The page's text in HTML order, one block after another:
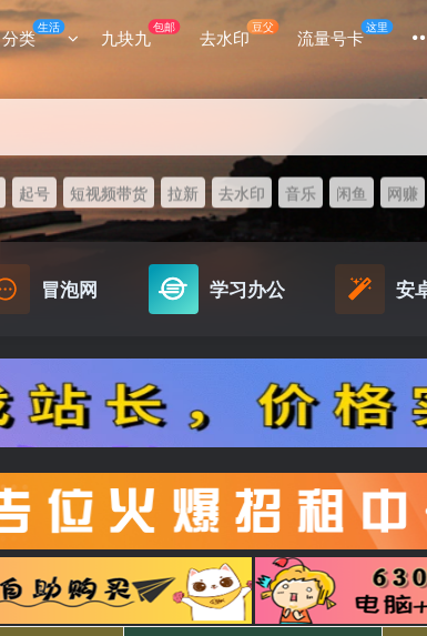
分类生活 九块九包邮 去水印豆父 流量号卡这里
起号 短视频带货 拉新 去水印 音乐 闲鱼 网赚
冒泡网 学习办公 安